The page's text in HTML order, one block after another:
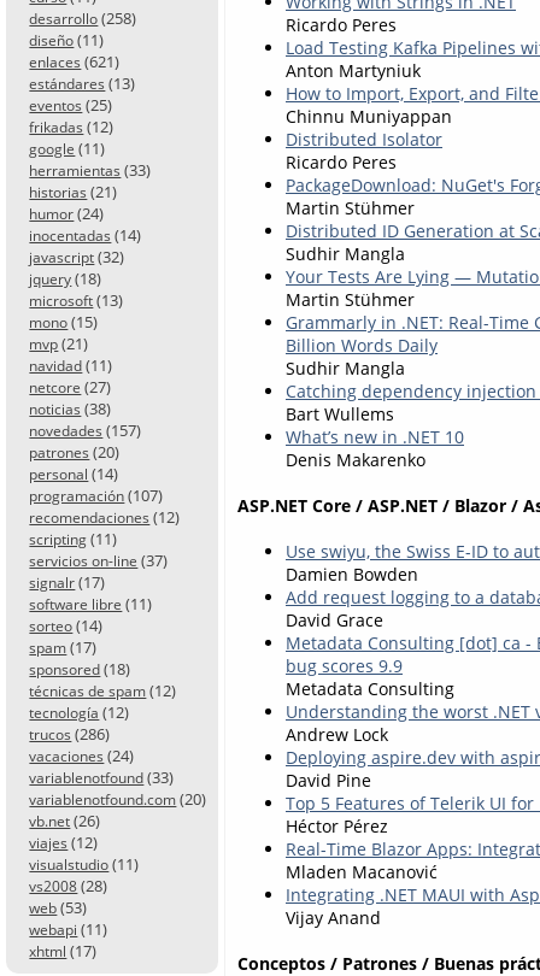
desarrollo (258)
diseño (11)
enlaces (621)
estándares (13)
eventos (25)
frikadas (12)
google (11)
herramientas (33)
historias (21)
humor (24)
inocentadas (14)
javascript (32)
jquery (18)
microsoft (13)
mono (15)
mvp (21)
navidad (11)
netcore (27)
noticias (38)
novedades (157)
patrones (20)
personal (14)
programación (107)
recomendaciones (12)
scripting (11)
servicios on-line (37)
signalr (17)
software libre (11)
sorteo (14)
spam (17)
sponsored (18)
técnicas de spam (12)
tecnología (12)
trucos (286)
vacaciones (24)
variablenotfound (33)
variablenotfound.com (20)
vb.net (26)
viajes (12)
visualstudio (11)
vs2008 (28)
web (53)
webapi (11)
xhtml (17)
Ricardo Peres
Load Testing Kafka Pipelines
Anton Martyniuk
How to Import, Export, and
Chinnu Muniyappan
Distributed Isolator
Ricardo Peres
PackageDownload: NuGet's
Martin Stühmer
Distributed ID Generation at
Sudhir Mangla
Your Tests Are Lying —
Martin Stühmer
Grammarly in .NET: Real-Time
Billion Words Daily
Sudhir Mangla
Catching dependency
Bart Wullems
What’s new in .NET 10
Denis Makarenko
ASP.NET Core / ASP.NET / Blazor /
Use swiyu, the Swiss E-ID to
Damien Bowden
Add request logging to a
David Grace
Metadata Consulting [dot] ca -
bug scores 9.9
Metadata Consulting
Understanding the worst .NET
Andrew Lock
Deploying aspire.dev with
David Pine
Top 5 Features of Telerik UI
Héctor Pérez
Real-Time Blazor Apps:
Mladen Macanović
Integrating .NET MAUI with
Vijay Anand
Conceptos / Patrones / Buenas